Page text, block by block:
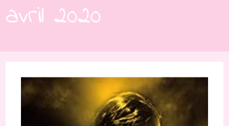
avril 2020